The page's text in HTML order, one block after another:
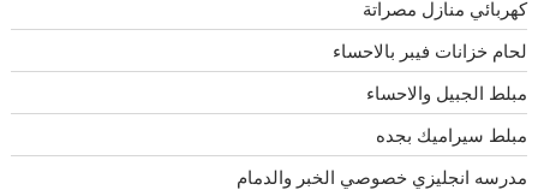
كهربائي منازل مصراتة
لحام خزانات فيبر بالاحساء
مبلط الجبيل والاحساء
مبلط سيراميك بجده
مدرسه انجليزي خصوصي الخبر والدمام